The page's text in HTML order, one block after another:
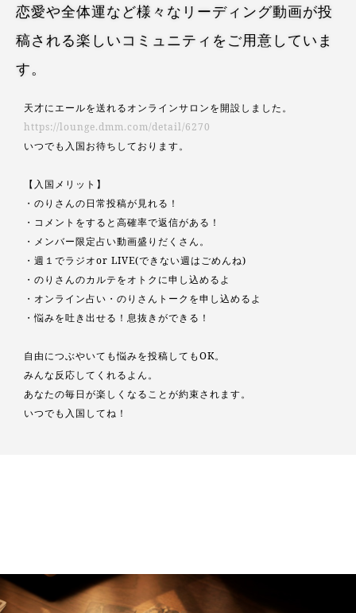
恋愛や全体運など様々なリーディング動画が投
稿される楽しいコミュニティをご用意していま
す。
天才にエールを送れるオンラインサロンを開設しました。
https://lounge.dmm.com/detail/6270
いつでも入国お待ちしております。
【入国メリット】
・のりさんの日常投稿が見れる！
・コメントをすると高確率で返信がある！
・メンバー限定占い動画盛りだくさん。
・週１でラジオor LIVE(できない週はごめんね)
・のりさんのカルテをオトクに申し込めるよ
・オンライン占い・のりさんトークを申し込めるよ
・悩みを吐き出せる！息抜きができる！
自由につぶやいても悩みを投稿してもOK。
みんな反応してくれるよん。
あなたの毎日が楽しくなることが約束されます。
いつでも入国してね！